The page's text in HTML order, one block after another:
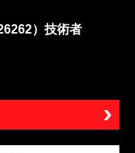
）技術者